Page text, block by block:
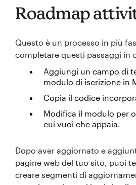
Roadmap
Questo è un processo in più
completare questi passaggi in
Aggiungi un campo di
modulo di iscrizione in
Copia il codice
Modifica il modulo per
cui vuoi che appaia.
Dopo aver aggiornato e
pagine web del tuo sito, puoi
creare segmenti di